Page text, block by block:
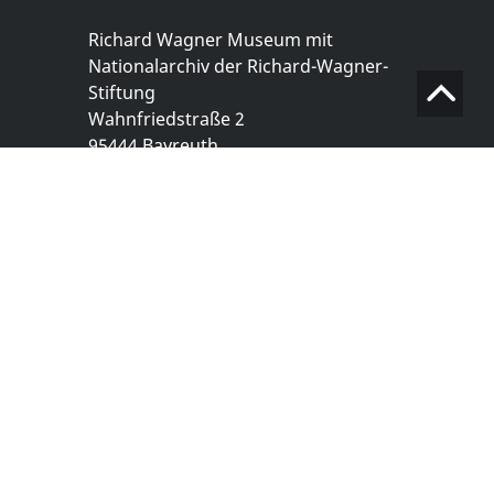
Richard Wagner Museum mit
Nationalarchiv der Richard-Wagner-
Stiftung
Wahnfriedstraße 2
95444 Bayreuth